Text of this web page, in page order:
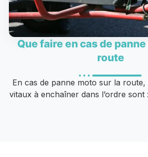
Que faire en cas de
route
En cas de panne moto sur la
vitaux à enchaîner dans l’ordre sont